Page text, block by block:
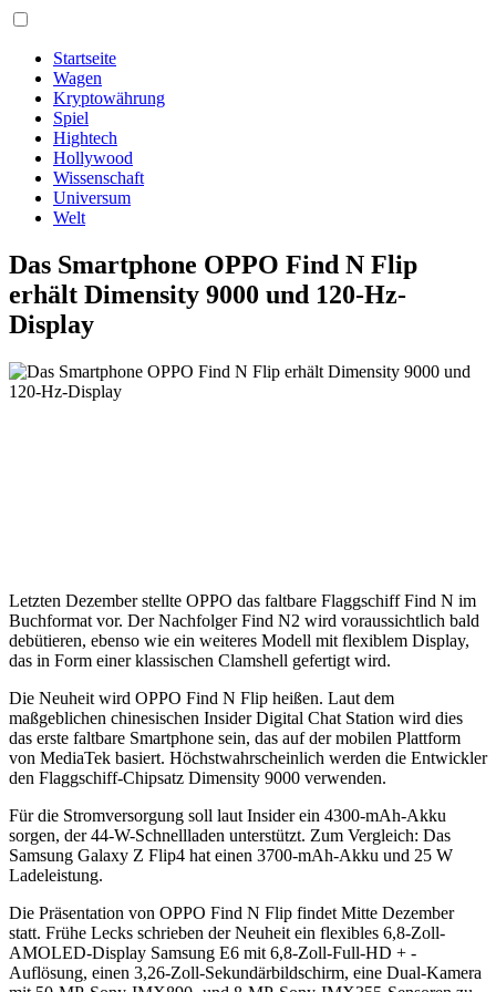
Startseite
Wagen
Kryptowährung
Spiel
Hightech
Hollywood
Wissenschaft
Universum
Welt
Das Smartphone OPPO Find N Flip
erhält Dimensity 9000 und 120-Hz-
Display
Letzten Dezember stellte OPPO das faltbare Flaggschiff Find N im
Buchformat vor. Der Nachfolger Find N2 wird voraussichtlich bald
debütieren, ebenso wie ein weiteres Modell mit flexiblem Display,
das in Form einer klassischen Clamshell gefertigt wird.
Die Neuheit wird OPPO Find N Flip heißen. Laut dem
maßgeblichen chinesischen Insider Digital Chat Station wird dies
das erste faltbare Smartphone sein, das auf der mobilen Plattform
von MediaTek basiert. Höchstwahrscheinlich werden die Entwickler
den Flaggschiff-Chipsatz Dimensity 9000 verwenden.
Für die Stromversorgung soll laut Insider ein 4300-mAh-Akku
sorgen, der 44-W-Schnellladen unterstützt. Zum Vergleich: Das
Samsung Galaxy Z Flip4 hat einen 3700-mAh-Akku und 25 W
Ladeleistung.
Die Präsentation von OPPO Find N Flip findet Mitte Dezember
statt. Frühe Lecks schrieben der Neuheit ein flexibles 6,8-Zoll-
AMOLED-Display Samsung E6 mit 6,8-Zoll-Full-HD + -
Auflösung, einen 3,26-Zoll-Sekundärbildschirm, eine Dual-Kamera